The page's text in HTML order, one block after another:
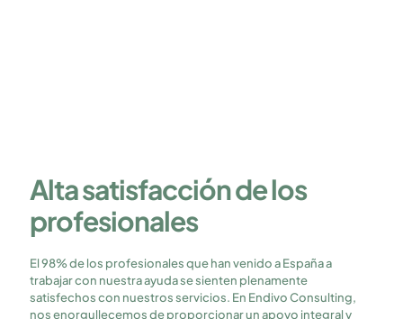
Alta satisfacción de los
profesionales
El 98% de los profesionales que han venido a España a
trabajar con nuestra ayuda se sienten plenamente
satisfechos con nuestros servicios. En Endivo Consulting,
nos enorgullecemos de proporcionar un apoyo integral y